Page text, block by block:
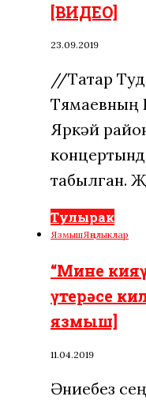
[ВИДЕО]
23.09.2019
//Татар
Тямаевның
Яркәй
табылган.
Тулырак
ЯзмышЯңалыклар
“Мине
үтерәсе
язмыш]
11.04.2019
Әниебез